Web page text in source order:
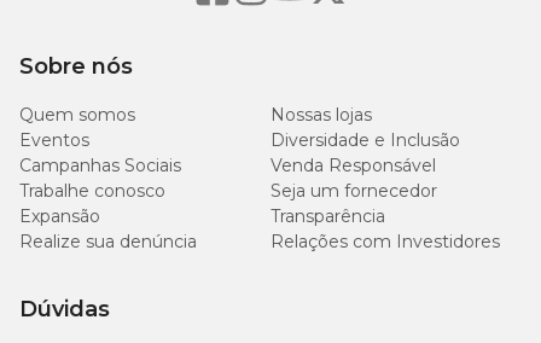
Sobre nós
Quem somos
Nossas lojas
Eventos
Diversidade e Inclusão
Campanhas Sociais
Venda Responsável
Trabalhe conosco
Seja um fornecedor
Expansão
Transparência
Realize sua denúncia
Relações com Investidores
Dúvidas